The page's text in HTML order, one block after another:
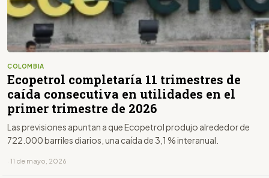
COLOMBIA
Ecopetrol completaría 11 trimestres de
caída consecutiva en utilidades en el
primer trimestre de 2026
Las previsiones apuntan a que Ecopetrol produjo alrededor de
722.000 barriles diarios, una caída de 3,1 % interanual.
· 11 de mayo, 2026